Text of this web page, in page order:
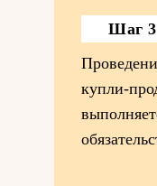
Шаг
купли-